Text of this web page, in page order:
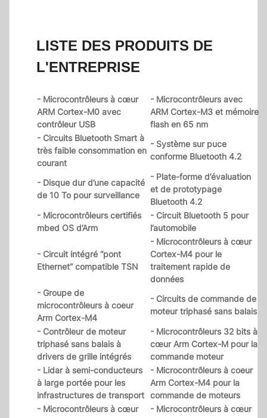
LISTE DES PRODUITS DE
L'ENTREPRISE
- Microcontrôleurs à cœur
ARM Cortex-M0 avec
contrôleur USB
- Microcontrôleurs avec
ARM Cortex-M3 et mémoire
flash en 65 nm
- Circuits Bluetooth Smart à
très faible consommation en
courant
- Système sur puce
conforme Bluetooth 4.2
- Disque dur d’une capacité
de 10 To pour surveillance
- Plate-forme d’évaluation
et de prototypage
Bluetooth 4.2
- Microcontrôleurs certifiés
mbed OS d’Arm
- Circuit Bluetooth 5 pour
l’automobile
- Circuit intégré “pont
Ethernet” compatible TSN
- Microcontrôleurs à cœur
Cortex-M4 pour le
traitement rapide de
données
- Groupe de
microcontrôleurs à coeur
Arm Cortex-M4
- Circuits de commande de
moteur triphasé sans balais
- Contrôleur de moteur
triphasé sans balais à
drivers de grille intégrés
- Microcontrôleurs 32 bits à
cœur Arm Cortex-M pour la
commande moteur
- Lidar à semi-conducteurs
à large portée pour les
infrastructures de transport
- Microcontrôleurs à coeur
Arm Cortex-M4 pour la
commande de moteurs
- Microcontrôleurs à cœur
- Microcontrôleurs à cœur